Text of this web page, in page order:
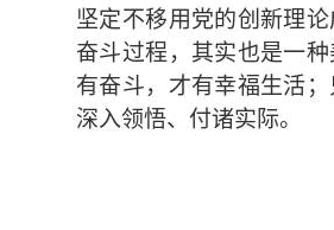
坚定不移用党的创新理
奋斗过程，其实也是一
有奋斗，才有幸福生活
深入领悟、付诸实际。